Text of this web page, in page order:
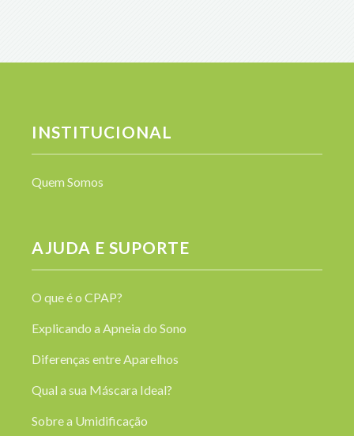
INSTITUCIONAL
Quem Somos
AJUDA E SUPORTE
O que é o CPAP?
Explicando a Apneia do Sono
Diferenças entre Aparelhos
Qual a sua Máscara Ideal?
Sobre a Umidificação